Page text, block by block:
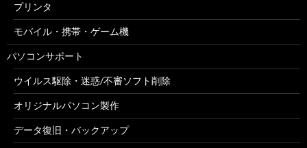
プリンタ
モバイル・携帯・ゲーム機
パソコンサポート
ウイルス駆除・迷惑/不審ソフト削除
オリジナルパソコン製作
データ復旧・バックアップ